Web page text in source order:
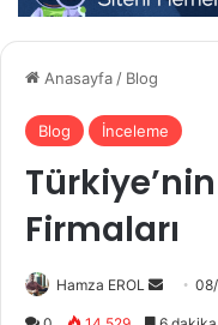
Anasayfa/ Blog
Blog İnceleme
Firmaları
Hamza EROL
Bir